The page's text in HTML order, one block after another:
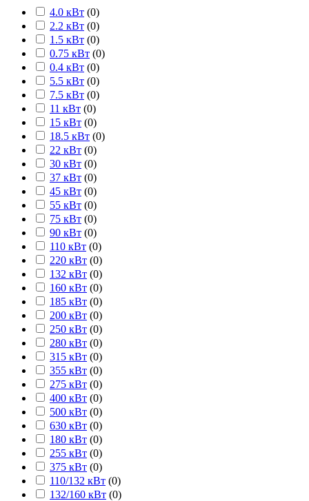
4.0 кВт (0)
2.2 кВт (0)
1.5 кВт (0)
0.75 кВт (0)
0.4 кВт (0)
5.5 кВт (0)
7.5 кВт (0)
11 кВт (0)
15 кВт (0)
18.5 кВт (0)
22 кВт (0)
30 кВт (0)
37 кВт (0)
45 кВт (0)
55 кВт (0)
75 кВт (0)
90 кВт (0)
110 кВт (0)
220 кВт (0)
132 кВт (0)
160 кВт (0)
185 кВт (0)
200 кВт (0)
250 кВт (0)
280 кВт (0)
315 кВт (0)
355 кВт (0)
275 кВт (0)
400 кВт (0)
500 кВт (0)
630 кВт (0)
180 кВт (0)
255 кВт (0)
375 кВт (0)
110/132 кВт (0)
132/160 кВт (0)